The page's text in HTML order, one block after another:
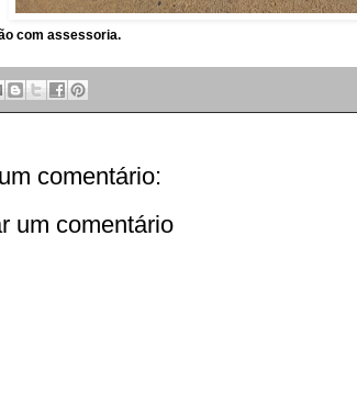
com assessoria.
comentário:
um comentário